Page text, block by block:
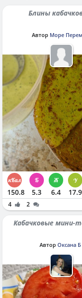
Блины
Автор Море
150.8 5.3 6.4 17.9
4 2
Кабачковые мини-
Автор Оксана Б